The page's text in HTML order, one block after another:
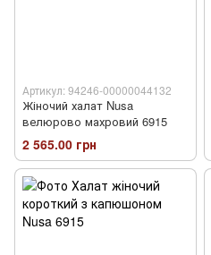
Артикул: 94246-00000044132
Жіночий халат Nusa
велюрово махровий 6915
2 565.00 грн